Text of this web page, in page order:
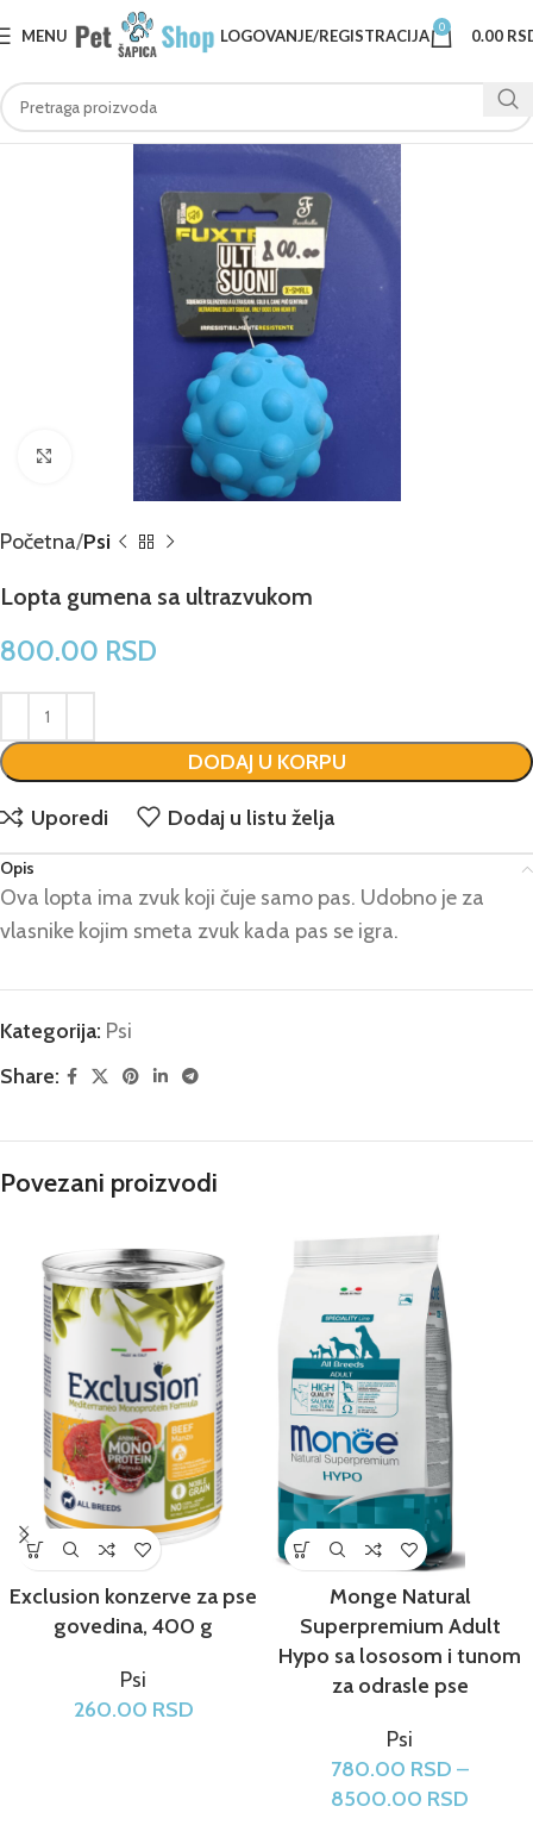
MENU LOGOVANJE/REGISTRACIJA 0 0.00
Klknite da uvećate
Početna Psi
Lopta gumena sa ultrazvukom
800.00 RSD
DODAJ U KORPU
Uporedi Dodaj u listu želja
Opis
Ova lopta ima zvuk koji čuje samo pas. Udobno je za
vlasnike kojim smeta zvuk kada pas se igra.
Kategorija: Psi
Share:
Povezani proizvodi
Exclusion konzerve za pse
govedina, 400 g
Psi
260.00 RSD
Monge Natural
Superpremium Adult
Hypo sa lososom i tunom
za odrasle pse
Psi
780.00 RSD –
8500.00 RSD